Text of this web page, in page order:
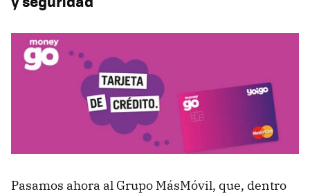
Pasamos ahora al Grupo MásMóvil, que, dentro